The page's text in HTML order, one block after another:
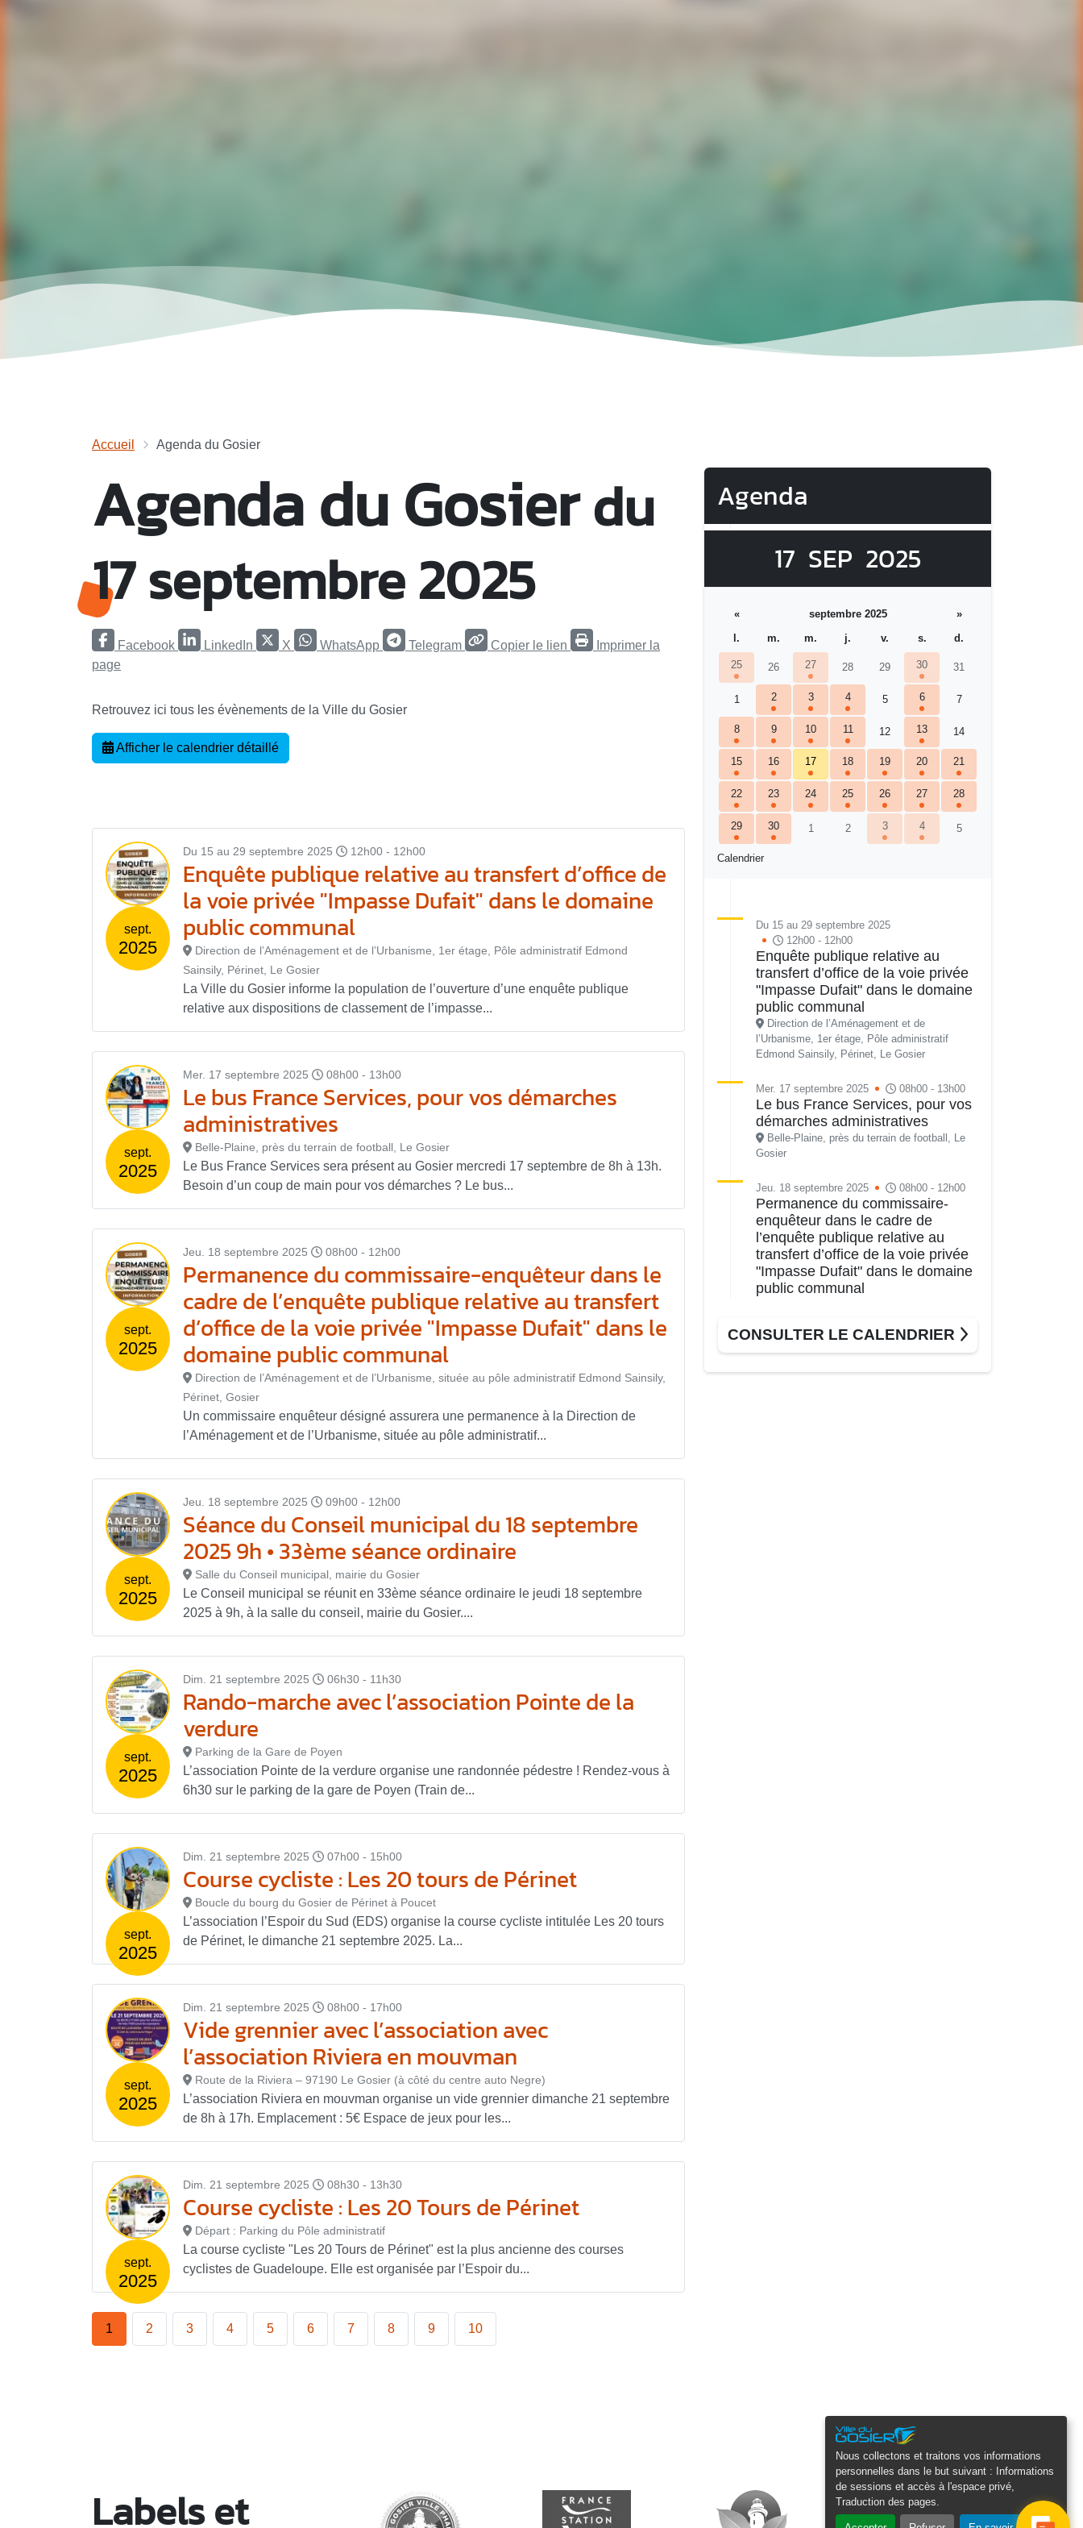
Nous collectons et traitons vos informations
personnelles dans le but suivant :
Informations
de sessions et accès à l'espace privé,
Traduction des pages
Accueil Agenda du Gosier
Agenda du Gosierdu
17 septembre 2025
Facebook LinkedIn X WhatsApp Telegram Copier le lien
Imprimer la
page
Retrouvez ici tous les évènements de la Ville du Gosier
Afficher le calendrier détaillé
sept.
2025
Du 15 au 29 septembre 2025 12h00 - 12h00
Enquête publique relative au transfert d’office de
la voie privée "Impasse Dufait" dans le domaine
public communal
Direction de l’Aménagement et de l’Urbanisme, 1er étage, Pôle administratif Edmond
Sainsily, Périnet, Le Gosier
La Ville du Gosier informe la population de l’ouverture d’une enquête publique
relative aux dispositions de classement de l’impasse...
sept.
2025
Mer. 17 septembre 2025 08h00 - 13h00
Le bus France Services, pour vos démarches
administratives
Belle-Plaine, près du terrain de football, Le Gosier
Le Bus France Services sera présent au Gosier mercredi 17 septembre de 8h à 13h.
Besoin d’un coup de main pour vos démarches ? Le bus...
sept.
2025
Jeu. 18 septembre 2025 08h00 - 12h00
Permanence du commissaire-enquêteur dans le
cadre de l’enquête publique relative au transfert
d’office de la voie privée "Impasse Dufait" dans le
domaine public communal
Direction de l’Aménagement et de l’Urbanisme, située au pôle administratif Edmond Sainsily,
Périnet, Gosier
Un commissaire enquêteur désigné assurera une permanence à la Direction de
l’Aménagement et de l’Urbanisme, située au pôle administratif...
sept.
2025
Jeu. 18 septembre 2025 09h00 - 12h00
Séance du Conseil municipal du 18 septembre
2025 9h • 33ème séance ordinaire
Salle du Conseil municipal, mairie du Gosier
Le Conseil municipal se réunit en 33ème séance ordinaire le jeudi 18 septembre
2025 à 9h, à la salle du conseil, mairie du Gosier....
sept.
2025
Dim. 21 septembre 2025 06h30 - 11h30
Rando-marche avec l’association Pointe de la
verdure
Parking de la Gare de Poyen
L’association Pointe de la verdure organise une randonnée pédestre ! Rendez-vous à
6h30 sur le parking de la gare de Poyen (Train de...
sept.
2025
Dim. 21 septembre 2025 07h00 - 15h00
Course cycliste : Les 20 tours de Périnet
Boucle du bourg du Gosier de Périnet à Poucet
L’association l’Espoir du Sud (EDS) organise la course cycliste intitulée Les 20 tours
de Périnet, le dimanche 21 septembre 2025. La...
sept.
2025
Dim. 21 septembre 2025 08h00 - 17h00
Vide grennier avec l’association avec
l’association Riviera en mouvman
Route de la Riviera – 97190 Le Gosier (à côté du centre auto Negre)
L’association Riviera en mouvman organise un vide grennier dimanche 21 septembre
de 8h à 17h. Emplacement : 5€ Espace de jeux pour les...
sept.
2025
Dim. 21 septembre 2025 08h30 - 13h30
Course cycliste : Les 20 Tours de Périnet
Départ : Parking du Pôle administratif
La course cycliste "Les 20 Tours de Périnet" est la plus ancienne des courses
cyclistes de Guadeloupe. Elle est organisée par l’Espoir du...
1 2 3 4 5 6 7 8 9 10
Agenda
17 SEP 2025
Calendrier
« septembre 2025
»
l.
m. m. j. v. s. d.
25 26 27 28 29 30 31
1 2 3 4 5 6 7
8 9 10 11 12 13 14
15 16 17 18 19 20 21
22 23 24 25 26 27 28
29 30 1 2 3 4 5
Du 15 au 29 septembre 2025
12h00 - 12h00
Enquête publique relative au
transfert d’office de la voie privée
"Impasse Dufait" dans le domaine
public communal
Direction de l’Aménagement et de
l’Urbanisme, 1er étage, Pôle administratif
Edmond Sainsily, Périnet, Le Gosier
Mer. 17 septembre 2025 08h00 - 13h00
Le bus France Services, pour vos
démarches administratives
Belle-Plaine, près du terrain de football, Le
Gosier
Jeu. 18 septembre 2025 08h00 - 12h00
Permanence du commissaire-
enquêteur dans le cadre de
l’enquête publique relative au
transfert d’office de la voie privée
"Impasse Dufait" dans le domaine
public communal
Edmond Sainsily, Périnet, Gosier
Jeu. 18 septembre 2025 09h00 - 12h00
CONSULTER LE CALENDRIER
Labels et